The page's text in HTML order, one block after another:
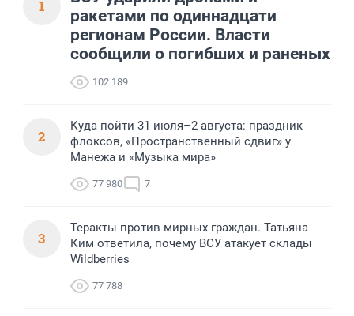
1
ракетами по одиннадцати
регионам России. Власти
сообщили о погибших и раненых
102 189
2
Куда пойти 31 июля–2 августа: праздник
флоксов, «Пространственный сдвиг» у
Манежа и «Музыка мира»
77 980 7
3
Теракты против мирных граждан. Татьяна
Ким ответила, почему ВСУ атакует склады
Wildberries
77 788